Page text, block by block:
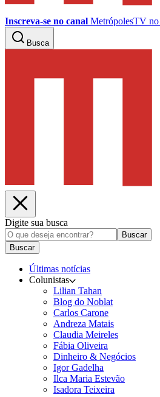
Inscreva-se no canal MetrópolesTV no
Busca
Digite sua busca
Buscar
Buscar
Últimas notícias
Colunistas
Lilian Tahan
Blog do Noblat
Carlos Carone
Andreza Matais
Claudia Meireles
Fábia Oliveira
Dinheiro & Negócios
Igor Gadelha
Ilca Maria Estevão
Isadora Teixeira